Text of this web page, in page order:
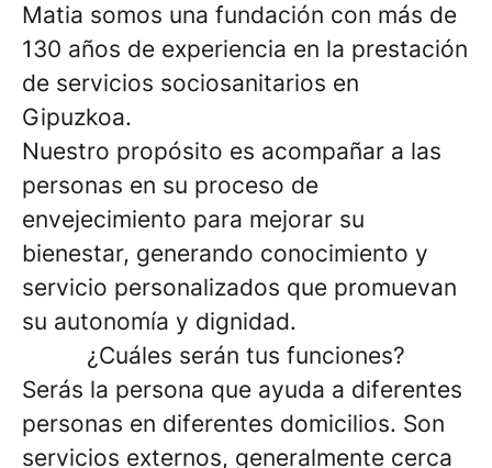
Matia somos una fundación con más de
130 años de experiencia en la prestación
de servicios sociosanitarios en
Gipuzkoa.
Nuestro propósito es acompañar a las
personas en su proceso de
envejecimiento para mejorar su
bienestar, generando conocimiento y
servicio personalizados que promuevan
su autonomía y dignidad.
¿Cuáles serán tus funciones?
Serás la persona que ayuda a diferentes
personas en diferentes domicilios. Son
servicios externos, generalmente cerca